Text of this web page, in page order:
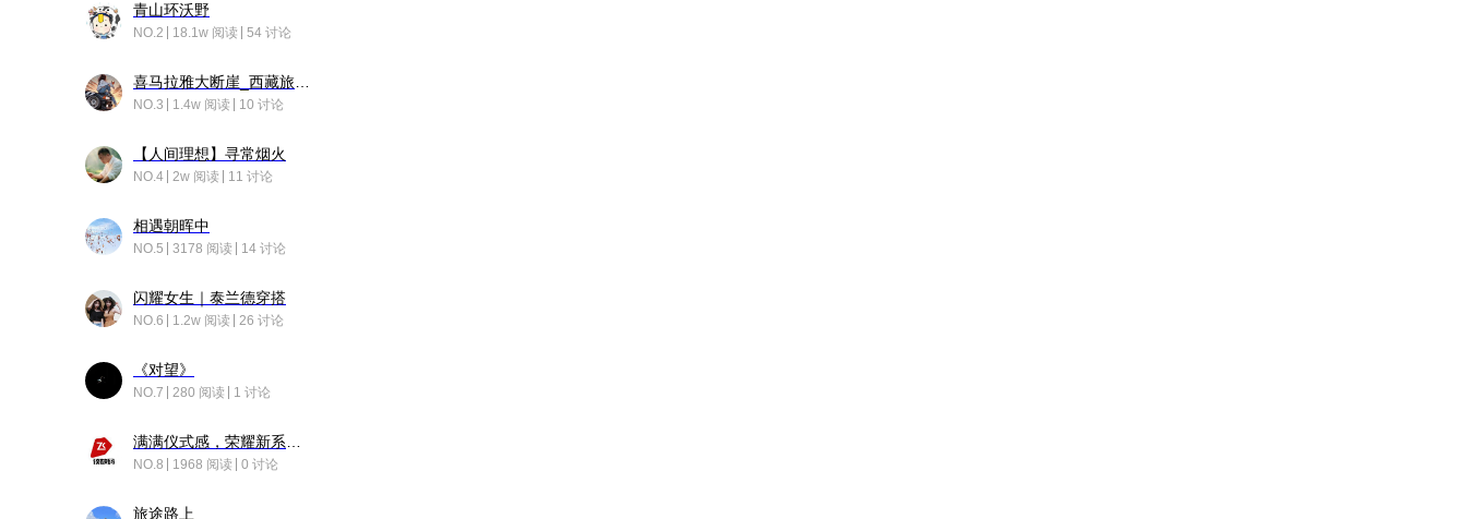
青山环沃野
NO.2 18.1w 阅读 54 讨论
NO.3 1.4w 阅读 10 讨论
【人间理想】寻常烟火
NO.4 2w 阅读 11 讨论
相遇朝晖中
NO.5 3178 阅读 14 讨论
闪耀女生｜泰兰德穿搭
NO.6 1.2w 阅读 26 讨论
《对望》
NO.7 280 阅读 1 讨论
NO.8 1968 阅读 0 讨论
旅途路上